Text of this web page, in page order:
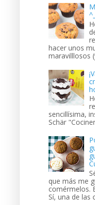
hacer unos
maravilllosos
sencillísima,
Schär
que más me
comérmelos.
Sí, una de las